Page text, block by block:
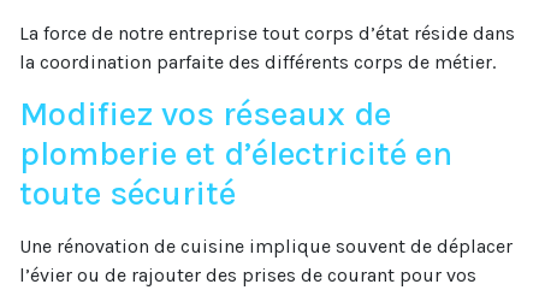
La force de notre entreprise tout corps d’état réside dans
la coordination parfaite des différents corps de métier.
Modifiez vos réseaux de
plomberie et d’électricité en
toute sécurité
Une rénovation de cuisine implique souvent de déplacer
l’évier ou de rajouter des prises de courant pour vos